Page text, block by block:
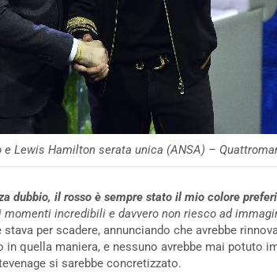
e Lewis Hamilton serata unica (ANSA) –
dubbio, il rosso è sempre stato il mio colore
incredibili e davvero non riesco ad
per scadere, annunciando che avrebbe
in quella maniera, e nessuno avrebbe mai potuto
si sarebbe concretizzato.